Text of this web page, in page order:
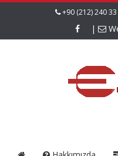
+90 (212) 240
|